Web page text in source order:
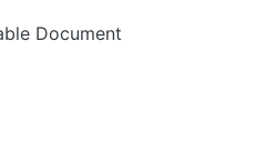
Document